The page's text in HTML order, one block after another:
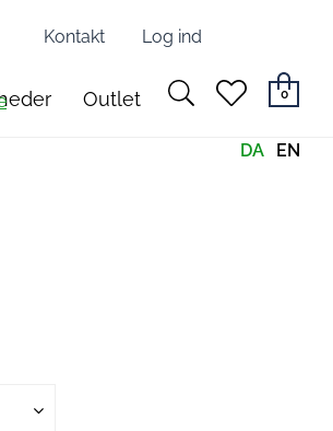
Outlet
searchheart
0
Kontakt Log ind
DA EN